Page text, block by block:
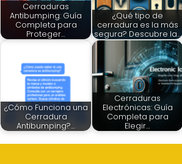
Cerraduras
Antibumping: Guía
Completa para
Proteger…
¿Qué tipo de
cerradura es la más
segura? Descubre la…
¿Cómo Funciona una
Cerradura
Antibumping?…
Cerraduras
Electrónicas: Guía
Completa para
Elegir…